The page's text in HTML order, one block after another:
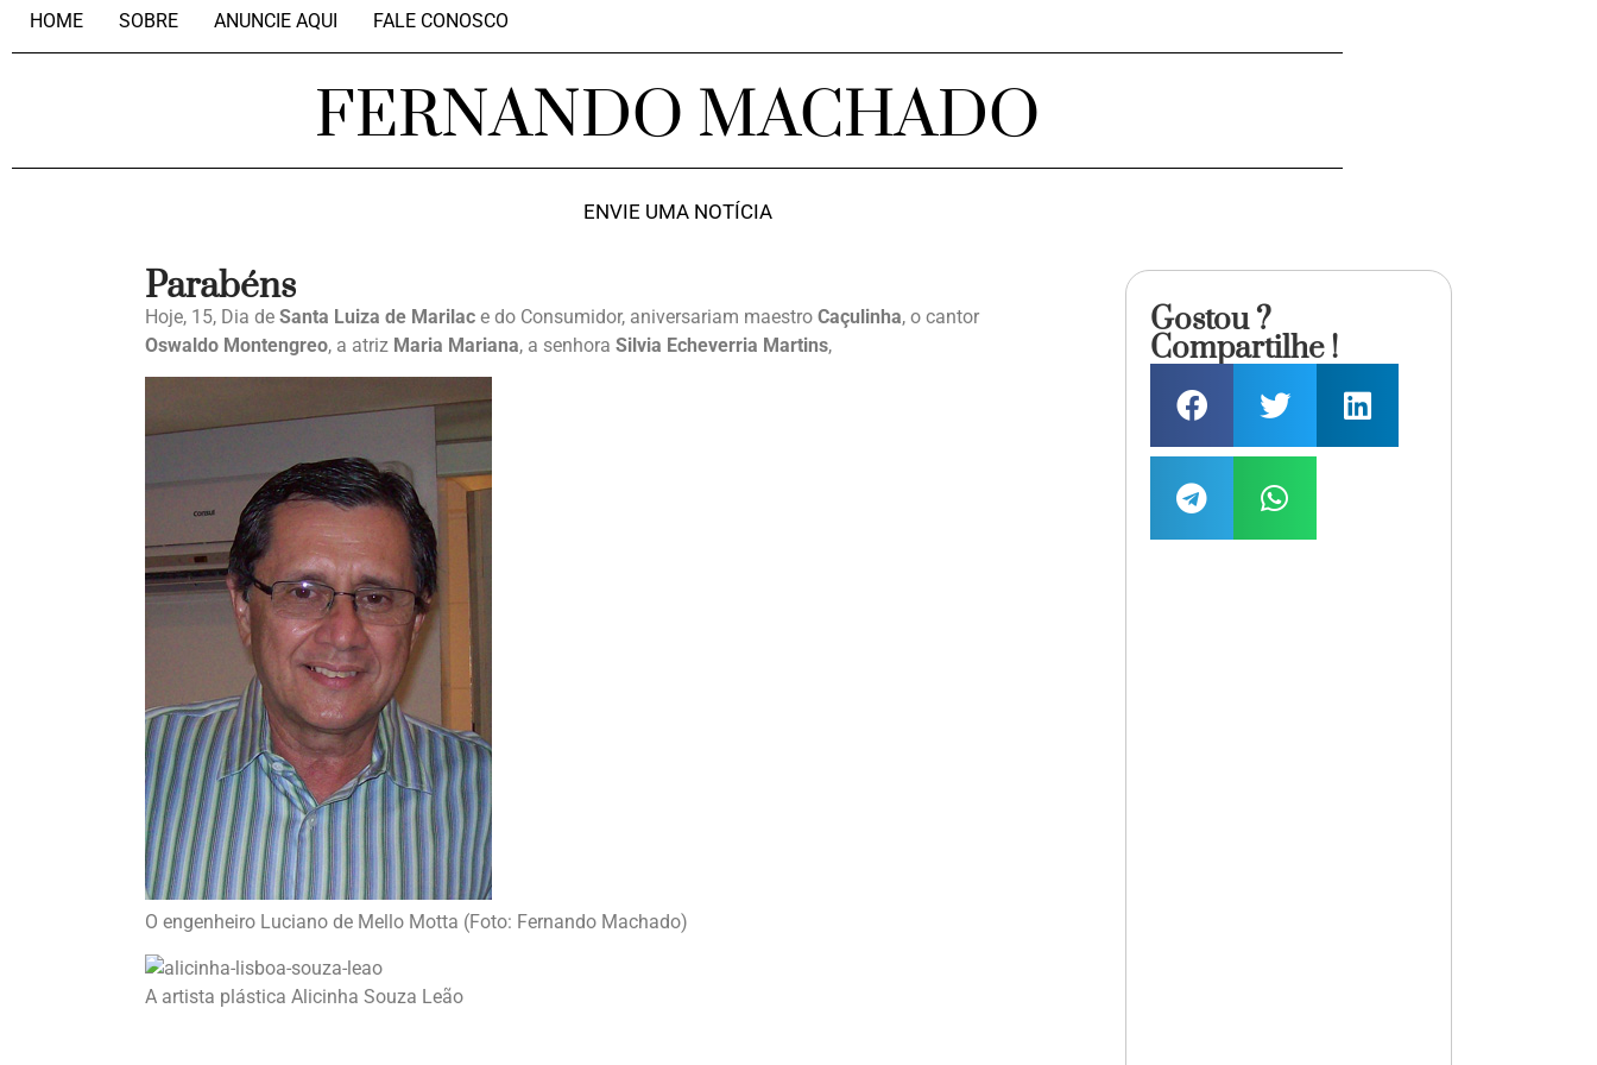
HOME SOBRE ANUNCIE AQUI FALE CONOSCO
FERNANDO MACHADO
ENVIE UMA NOTÍCIA
Parabéns
Hoje, 15, Dia de Santa Luiza de Marilac e do Consumidor, aniversariam maestro Caçulinha, o cantor
Oswaldo Montengreo, a atriz Maria Mariana, a senhora Silvia Echeverria Martins,
O engenheiro Luciano de Mello Motta (Foto: Fernando Machado)
A artista plástica Alicinha Souza Leão
Gostou ?
Compartilhe !